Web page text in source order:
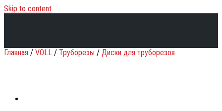
Skip to content
Главная / VOLL / Труборезы / Диски для труборезов